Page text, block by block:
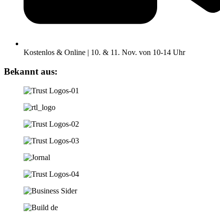
Kostenlos & Online | 10. & 11. Nov. von 10-14 Uhr
Bekannt aus: